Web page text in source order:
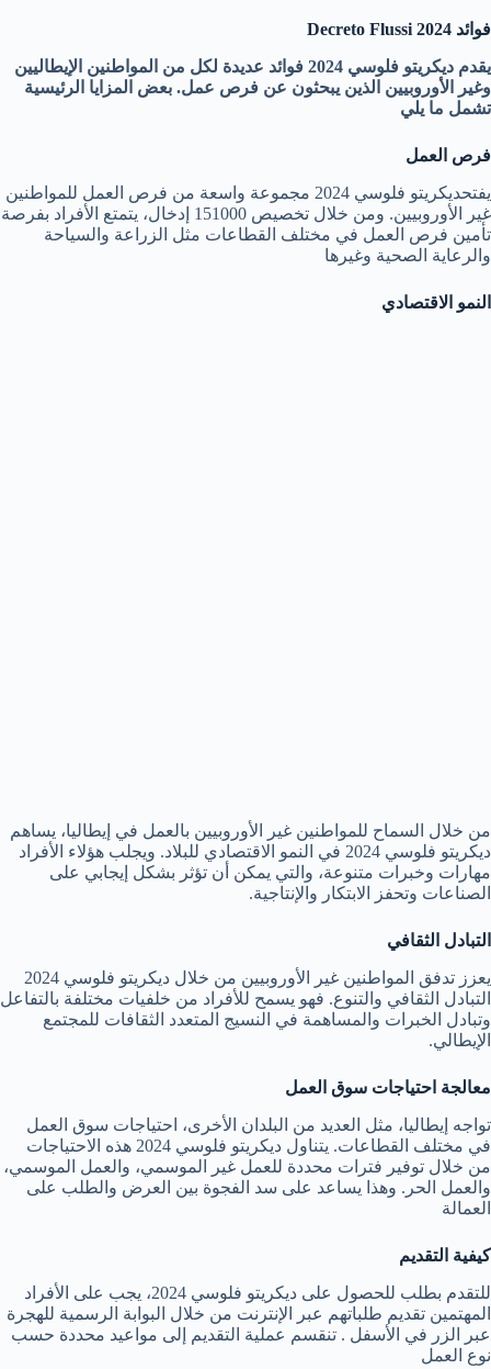
فوائد Decreto Flussi 2024
يقدم ديكريتو فلوسي 2024 فوائد عديدة لكل من المواطنين الإيطاليين
وغير الأوروبيين الذين يبحثون عن فرص عمل. بعض المزايا الرئيسية
تشمل ما يلي
فرص العمل
يفتحديكريتو فلوسي 2024 مجموعة واسعة من فرص العمل للمواطنين
غير الأوروبيين. ومن خلال تخصيص 151000 إدخال، يتمتع الأفراد بفرصة
تأمين فرص العمل في مختلف القطاعات مثل الزراعة والسياحة
والرعاية الصحية وغيرها
النمو الاقتصادي
من خلال السماح للمواطنين غير الأوروبيين بالعمل في إيطاليا، يساهم
ديكريتو فلوسي 2024 في النمو الاقتصادي للبلاد. ويجلب هؤلاء الأفراد
مهارات وخبرات متنوعة، والتي يمكن أن تؤثر بشكل إيجابي على
الصناعات وتحفز الابتكار والإنتاجية.
التبادل الثقافي
يعزز تدفق المواطنين غير الأوروبيين من خلال ديكريتو فلوسي 2024
التبادل الثقافي والتنوع. فهو يسمح للأفراد من خلفيات مختلفة بالتفاعل
وتبادل الخبرات والمساهمة في النسيج المتعدد الثقافات للمجتمع
الإيطالي.
معالجة احتياجات سوق العمل
تواجه إيطاليا، مثل العديد من البلدان الأخرى، احتياجات سوق العمل
في مختلف القطاعات. يتناول ديكريتو فلوسي 2024 هذه الاحتياجات
من خلال توفير فترات محددة للعمل غير الموسمي، والعمل الموسمي،
والعمل الحر. وهذا يساعد على سد الفجوة بين العرض والطلب على
العمالة
كيفية التقديم
للتقدم بطلب للحصول على ديكريتو فلوسي 2024، يجب على الأفراد
المهتمين تقديم طلباتهم عبر الإنترنت من خلال البوابة الرسمية للهجرة
عبر الزر في الأسفل . تنقسم عملية التقديم إلى مواعيد محددة حسب
نوع العمل